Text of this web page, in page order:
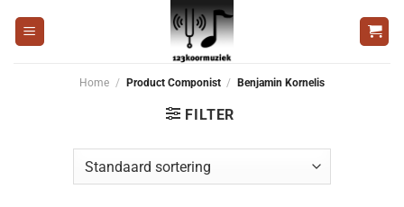
naar
Home / Product Componist / Benjamin Kornelis
FILTER